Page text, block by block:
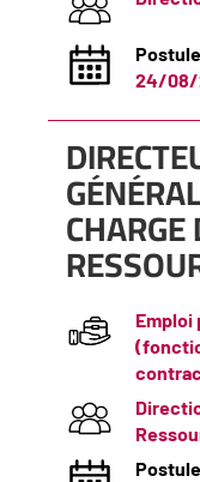
24/08/
CHARGE
fenêtre)
Emploi